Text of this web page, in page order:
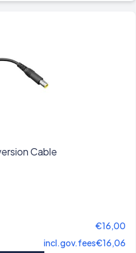
Cable
€16,00
incl.gov.fees€16,06